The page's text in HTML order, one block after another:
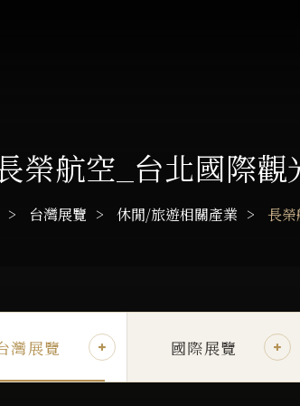
榮航空_台北國際觀
台灣展覽 休閒/旅遊相關產業 長
灣展覽 國際展覽